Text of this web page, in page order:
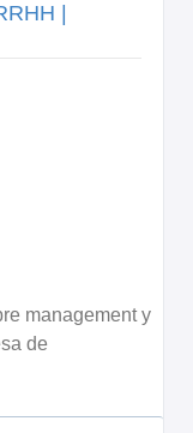
|
management y
de